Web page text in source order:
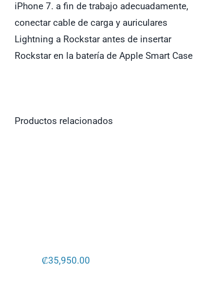
iPhone 7. a fin de trabajo adecuadamente,
conectar cable de carga y auriculares
Lightning a Rockstar antes de insertar
Rockstar en la batería de Apple Smart Case
₡35,950.00